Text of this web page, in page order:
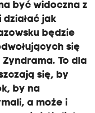
być widoczna z
jak
będzie
się
To dla
się, by
by na
a może i